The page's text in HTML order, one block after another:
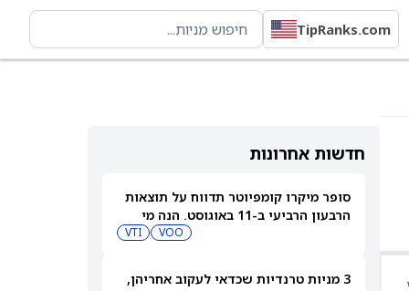
TipRanks.com
חדשות אחרונות
סופר מיקרו קומפיוטר תדווח על תוצאות
הרבעון הרביעי ב-11 באוגוסט. הנה מי
VOO
VTI
3 מניות טרנדיות שכדאי לעקוב אחריהן,